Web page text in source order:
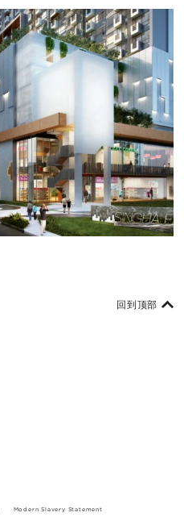
回到顶部
Modern Slavery Statement